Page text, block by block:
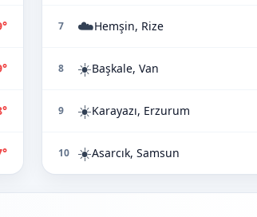
7 ☁️Hemşin, Rize
8 ☀️Başkale, Van
9 ☀️Karayazı, Erzurum
10 ☀️Asarcık, Samsun